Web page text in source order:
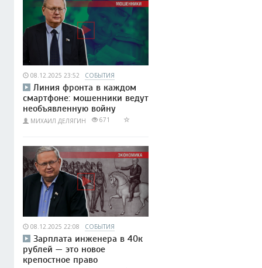
08.12.2025 23:52 СОБЫТИЯ
Линия фронта в каждом
смартфоне: мошенники ведут
необъявленную войну
МИХАИЛ ДЕЛЯГИН 671
08.12.2025 22:08 СОБЫТИЯ
Зарплата инженера в 40к
рублей — это новое
крепостное право